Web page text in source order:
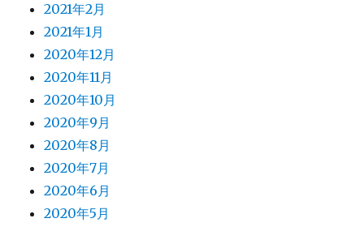
2021年2月
2021年1月
2020年12月
2020年11月
2020年10月
2020年9月
2020年8月
2020年7月
2020年6月
2020年5月